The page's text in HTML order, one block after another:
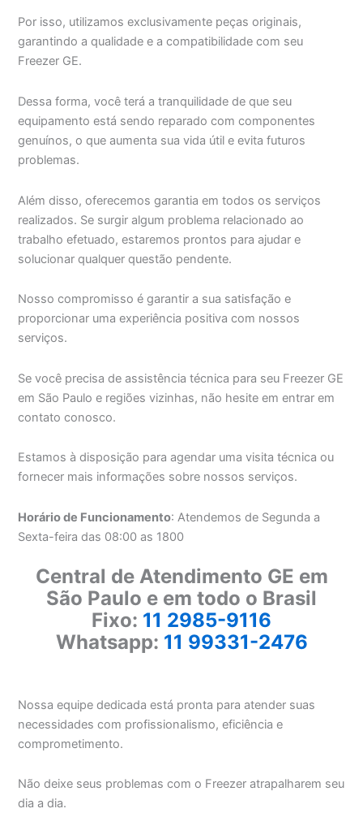
Por isso, utilizamos exclusivamente peças originais,
garantindo a qualidade e a compatibilidade com seu
Freezer GE.
Dessa forma, você terá a tranquilidade de que seu
equipamento está sendo reparado com componentes
genuínos, o que aumenta sua vida útil e evita futuros
problemas.
Além disso, oferecemos garantia em todos os serviços
realizados. Se surgir algum problema relacionado ao
trabalho efetuado, estaremos prontos para ajudar e
solucionar qualquer questão pendente.
Nosso compromisso é garantir a sua satisfação e
proporcionar uma experiência positiva com nossos
serviços.
Se você precisa de assistência técnica para seu Freezer GE
em São Paulo e regiões vizinhas, não hesite em entrar em
contato conosco.
Estamos à disposição para agendar uma visita técnica ou
fornecer mais informações sobre nossos serviços.
Horário de Funcionamento: Atendemos de Segunda a
Sexta-feira das 08:00 as 1800
Central de Atendimento GE em
São Paulo e em todo o Brasil
Fixo: 11 2985-9116
Whatsapp: 11 99331-2476
Nossa equipe dedicada está pronta para atender suas
necessidades com profissionalismo, eficiência e
comprometimento.
Não deixe seus problemas com o Freezer atrapalharem seu
dia a dia.